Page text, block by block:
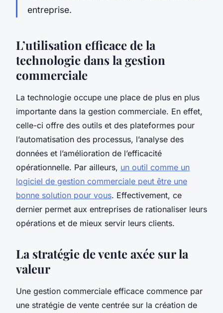
entreprise.
L’utilisation efficace de la
technologie dans la gestion
commerciale
La technologie occupe une place de plus en plus
importante dans la gestion commerciale. En effet,
celle-ci offre des outils et des plateformes pour
l’automatisation des processus, l’analyse des
données et l’amélioration de l’efficacité
opérationnelle. Par ailleurs, un outil comme un
logiciel de gestion commerciale peut être une
bonne solution pour vous. Effectivement, ce
dernier permet aux entreprises de rationaliser leurs
opérations et de mieux servir leurs clients.
La stratégie de vente axée sur la
valeur
Une gestion commerciale efficace commence par
une stratégie de vente centrée sur la création de